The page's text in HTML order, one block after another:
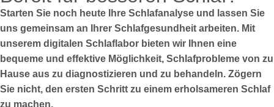
Starten Sie noch heute Ihre Schlafanalyse und lassen Sie
uns gemeinsam an Ihrer Schlafgesundheit arbeiten. Mit
unserem digitalen Schlaflabor bieten wir Ihnen eine
bequeme und effektive Möglichkeit, Schlafprobleme von zu
Hause aus zu diagnostizieren und zu behandeln. Zögern
Sie nicht, den ersten Schritt zu einem erholsameren Schlaf
zu machen.